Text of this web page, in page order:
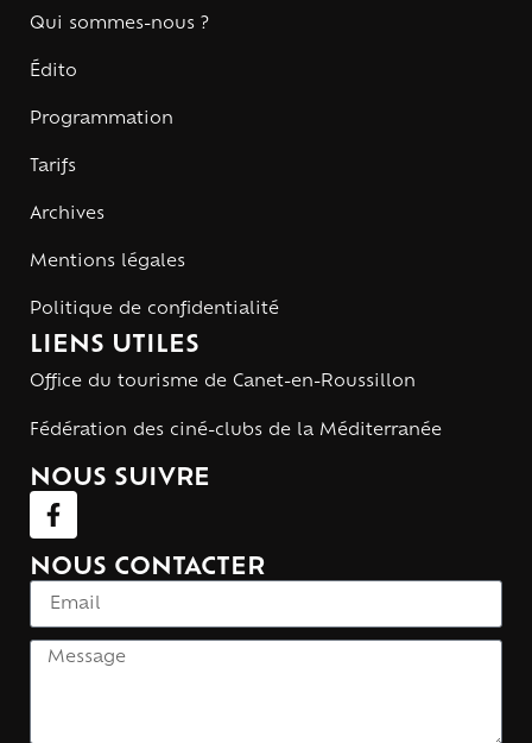
Qui sommes-nous ?
Édito
Programmation
Tarifs
Archives
Mentions légales
Politique de confidentialité
LIENS UTILES
Office du tourisme de Canet-en-Roussillon
Fédération des ciné-clubs de la Méditerranée
NOUS SUIVRE
NOUS CONTACTER